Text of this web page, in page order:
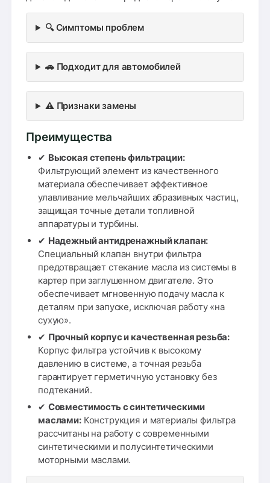
🔍 Симптомы проблем
🚗 Подходит для автомобилей
⚠️ Признаки замены
Преимущества
✔ Высокая степень фильтрации:
Фильтрующий элемент из качественного
материала обеспечивает эффективное
улавливание мельчайших абразивных частиц,
защищая точные детали топливной
аппаратуры и турбины.
✔ Надежный антидренажный клапан:
Специальный клапан внутри фильтра
предотвращает стекание масла из системы в
картер при заглушенном двигателе. Это
обеспечивает мгновенную подачу масла к
деталям при запуске, исключая работу «на
сухую».
✔ Прочный корпус и качественная резьба:
Корпус фильтра устойчив к высокому
давлению в системе, а точная резьба
гарантирует герметичную установку без
подтеканий.
✔ Совместимость с синтетическими
маслами:Конструкция и материалы фильтра
рассчитаны на работу с современными
синтетическими и полусинтетическими
моторными маслами.